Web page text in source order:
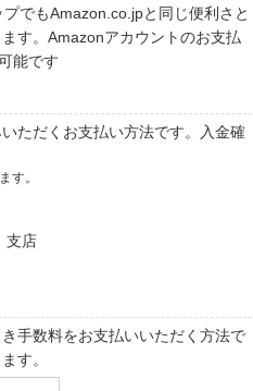
でもAmazon.co.jpと同じ便利さと
す。Amazonアカウントのお支払
能です
ただくお支払い方法です。入金確
す。
支店
手数料をお支払いいただく方法で
す。